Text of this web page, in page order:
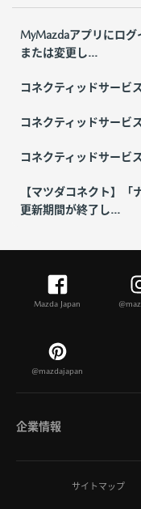
MyMazdaアプリにログ
または変更し...
コネクティッドサービ
コネクティッドサービ
コネクティッドサービ
【マツダコネクト】「
更新期間が終了し...
Mazda Japan
@mazdajapan
企業情報
マツダについてサイトマップ